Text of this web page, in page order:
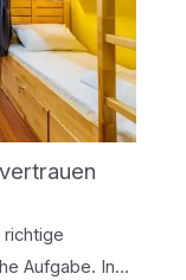
richtige
Aufgabe. In…